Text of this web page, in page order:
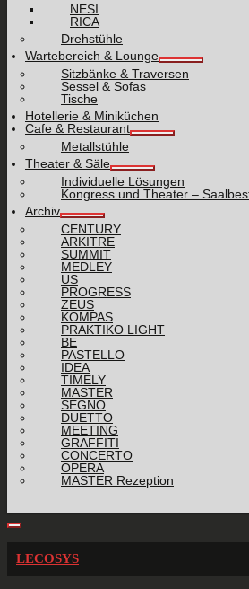
NESI
RICA
Drehstühle
Wartebereich & Lounge
Sitzbänke & Traversen
Sessel & Sofas
Tische
Hotellerie & Miniküchen
Cafe & Restaurant
Metallstühle
Theater & Säle
Individuelle Lösungen
Kongress und Theater –
Archiv
CENTURY
ARKITRE
SUMMIT
MEDLEY
US
PROGRESS
ZEUS
KOMPAS
PRAKTIKO LIGHT
BE
PASTELLO
IDEA
TIMELY
MASTER
SEGNO
DUETTO
MEETING
GRAFFITI
CONCERTO
OPERA
MASTER Rezeption
LECOSYS